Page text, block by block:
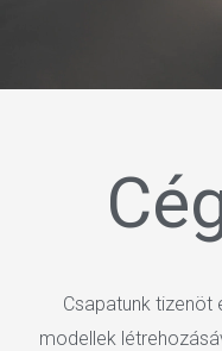
Csapatunk tizenöt
modellek